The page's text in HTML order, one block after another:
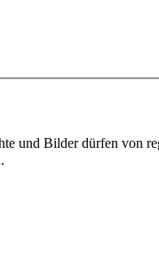
und Bilder dürfen von